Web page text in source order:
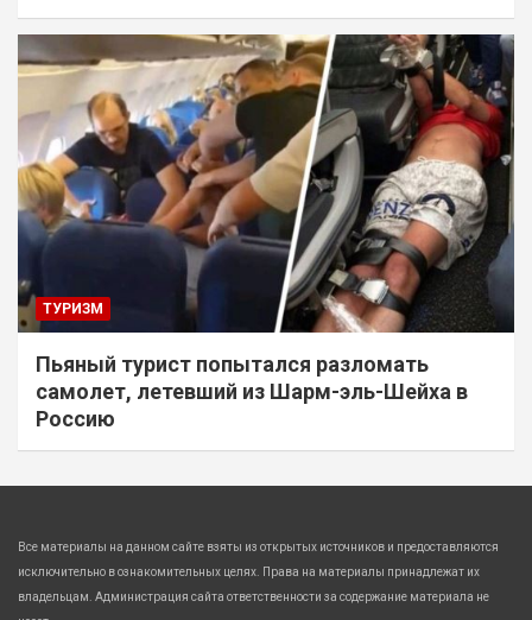
ТУРИЗМ
Пьяный турист попытался разломать
самолет, летевший из Шарм-эль-Шейха в
Россию
Все материалы на данном сайте взяты из открытых источников и предоставляются
исключительно в ознакомительных целях. Права на материалы принадлежат их
владельцам. Администрация сайта ответственности за содержание материала не